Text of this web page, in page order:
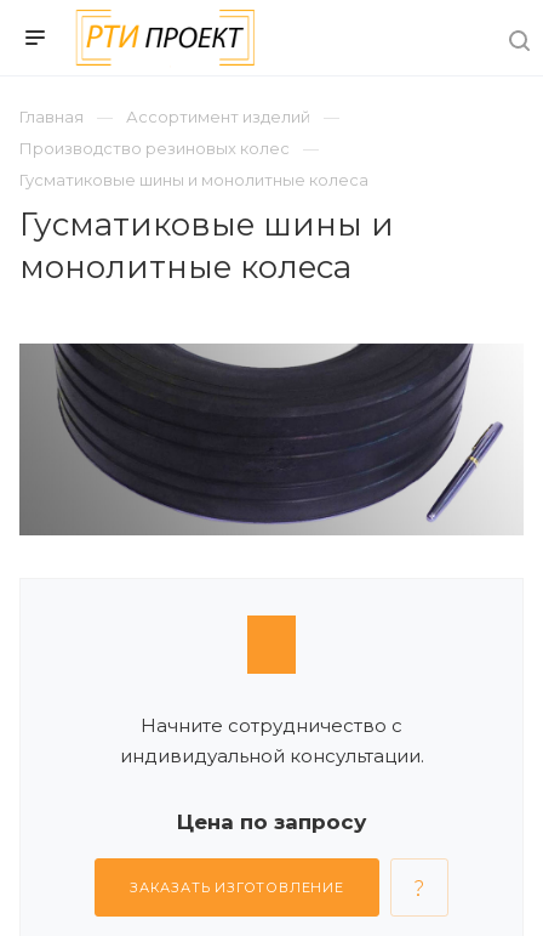
Главная
Ассортимент изделий
Производство резиновых колес
Гусматиковые шины и монолитные колеса
Гусматиковые шины и
монолитные колеса
Начните сотрудничество с
индивидуальной консультации.
Цена по запросу
ЗАКАЗАТЬ ИЗГОТОВЛЕНИЕ